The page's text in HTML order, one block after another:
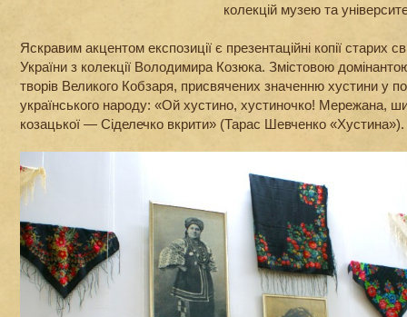
колекцій музею та
Яскравим акцентом експозиції є презентаційні копії старих
України з колекції Володимира Козюка. Змістовою
творів Великого Кобзаря, присвячених значенню хустини у
українського народу: «Ой хустино, хустиночко! Мережана,
козацької — Сіделечко вкрити» (Тарас Шевченко «Хустина»).